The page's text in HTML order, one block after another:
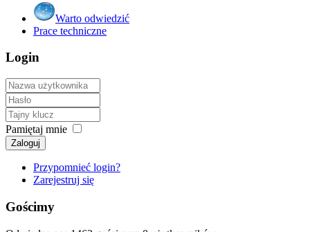
Warto odwiedzić
Prace techniczne
Login
Pamiętaj mnie
Zaloguj
Przypomnieć login?
Zarejestruj się
Gościmy